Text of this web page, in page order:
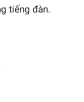
tiếng đàn.